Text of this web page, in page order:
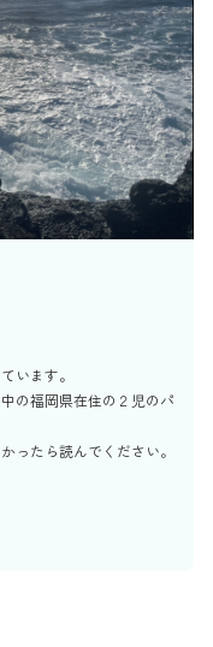
います。
の福岡県在住の２児のパ
ったら読んでください。